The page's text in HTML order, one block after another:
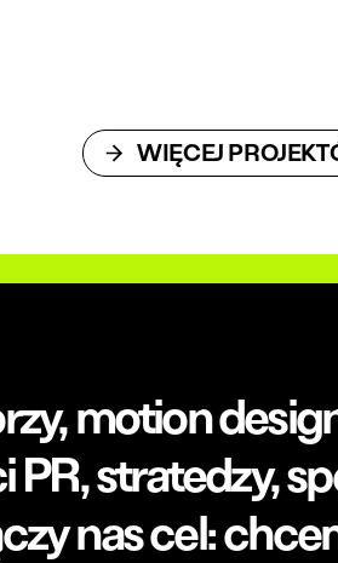
WIĘCEJ
motion
stratedzy,
nas cel: